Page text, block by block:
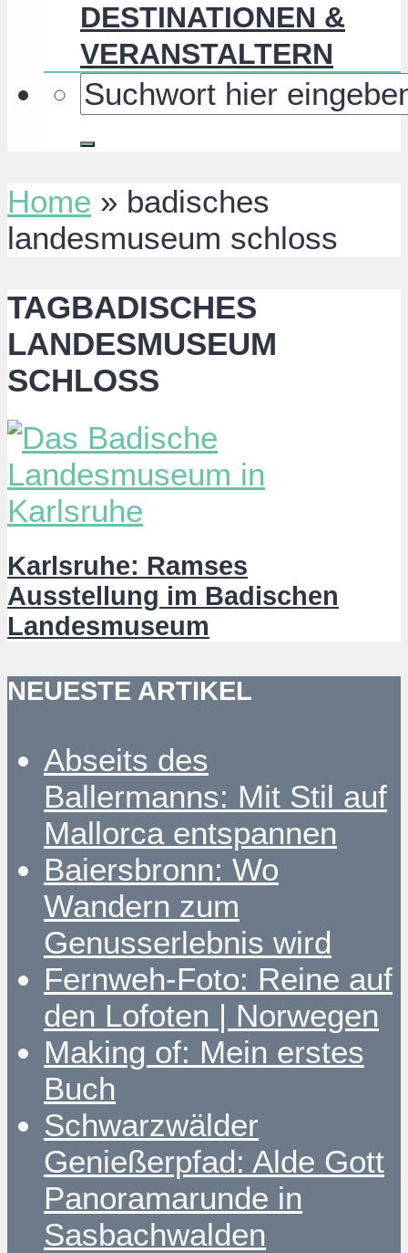
DESTINATIONEN &
VERANSTALTERN
Home » badisches
landesmuseum schloss
TAGBADISCHES
LANDESMUSEUM
SCHLOSS
Karlsruhe: Ramses
Ausstellung im Badischen
Landesmuseum
NEUESTE ARTIKEL
Abseits des
Ballermanns: Mit Stil auf
Mallorca entspannen
Baiersbronn: Wo
Wandern zum
Genusserlebnis wird
Fernweh-Foto: Reine auf
den Lofoten | Norwegen
Making of: Mein erstes
Buch
Schwarzwälder
Genießerpfad: Alde Gott
Panoramarunde in
Sasbachwalden